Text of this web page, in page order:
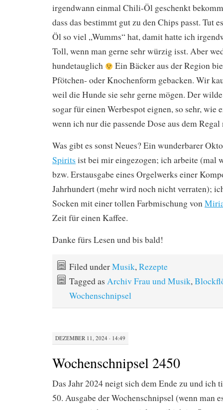
irgendwann einmal Chili-Öl geschenkt
dass das bestimmt gut zu den Chips passt. Tut
Öl so viel „Wumms“ hat, damit hatte ich
Toll, wenn man gerne sehr würzig isst. Aber
hundetauglich
Ein Bäcker aus der Region
Pfötchen- oder Knochenform gebacken. Wir
weil die Hunde sie sehr gerne mögen. Der
sogar für einen Werbespot eignen, so sehr, wie
wenn ich nur die passende Dose aus dem Regal
Was gibt es sonst Neues? Ein wunderbarer
Spirits ist bei mir eingezogen; ich arbeite (mal
bzw. Erstausgabe eines Orgelwerks einer
Jahrhundert (mehr wird noch nicht verraten);
Socken mit einer tollen Farbmischung von
Zeit für einen Kaffee.
Danke fürs Lesen und bis bald!
Filed underMusik,Rezepte
Tagged as Archiv Frau und Musik,
Wochenschnipsel
DEZEMBER 11, 2024 · 14:49
Wochenschnipsel 2450
Das Jahr 2024 neigt sich dem Ende zu und ich
50. Ausgabe der Wochenschnipsel (wenn man